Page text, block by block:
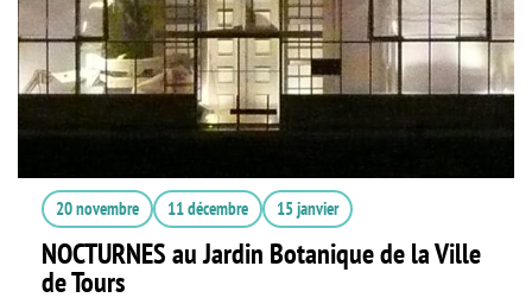
20 novembre 11 décembre 15 janvier
NOCTURNES au Jardin Botanique de la Ville
de Tours